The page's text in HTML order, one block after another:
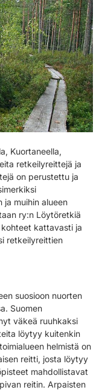
Kuortaneella,
retkeilyreittejä ja
on perustettu ja
ja muihin alueen
ry:n Löytöretkiä
kattavasti ja
retkeilyreittien
suosioon nuorten
Suomen
väkeä ruuhkaksi
löytyy kuitenkin
helmistä on
reitti, josta löytyy
mahdollistavat
reitin. Arpaisten